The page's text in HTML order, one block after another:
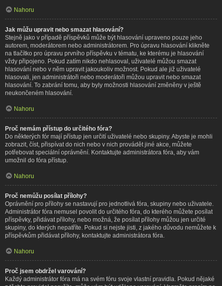
Nahoru
Jak můžu upravit nebo smazat hlasování?
Stejně jako v případě příspěvků může být hlasování upraveno pouze jeho
autorem, moderátorem nebo administrátorem. Pro úpravu hlasování klikněte
na tlačítko pro úpravu prvního příspěvku v tématu, ke kterému je hlasování
vždy připojeno. Pokud zatím nikdo nehlasoval, uživatelé můžou smazat
hlasování nebo v něm upravit jakoukoliv možnost. Pokud ale již uživatelé
hlasovali, jen administrátoři nebo moderátoři můžou upravit nebo smazat
hlasování. To zabrání tomu, aby byly možnosti hlasování změněny v ještě
neukončeném hlasování.
Nahoru
Proč nemám přístup do určitého fóra?
Do některých fór mají přístup jen určití uživatelé nebo skupiny. Abyste je mohli
zobrazit, číst, přispívat do nich nebo v nich provádět jiné akce, můžete
potřebovat speciální oprávnění. Kontaktujte administrátora fóra, aby vám
umožnil do fóra přístup.
Nahoru
Proč nemůžu posílat přílohy?
Oprávnění pro přílohy se nastavují pro jednotlivá fóra, skupiny nebo uživatele.
Administrátor fóra nemusel povolit do určitého fóra, do kterého můžete posílat
příspěvky, přidávat přílohy, nebo možná, že posílat přílohy můžou jen určité
skupiny, do kterých nepatříte. Pokud si nejste jisti, z jakého důvodu nemůžete k
příspěvkům přidávat přílohy, kontaktujte administrátora fóra.
Nahoru
Proč jsem obdržel varování?
Každý administrátor fóra má na svém fóru svoje vlastní pravidla. Pokud nějaké